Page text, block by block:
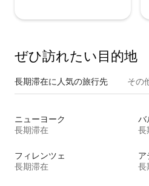
ぜひ訪⁠れ⁠た⁠い目⁠的⁠地
長期滞在に人気の旅行先 その
ニューヨーク
長期滞在
バ
長
フィレンツェ
長期滞在
ア
長